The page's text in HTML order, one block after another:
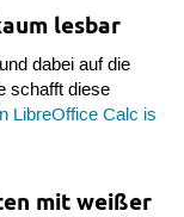
lesbar
dabei auf die
schafft diese
LibreOffice Calc is
mit weißer